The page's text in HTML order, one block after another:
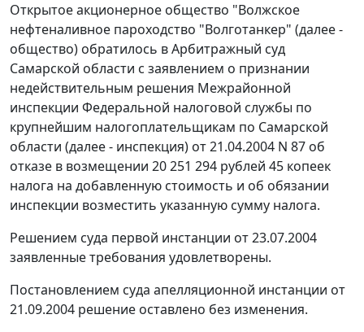
Открытое акционерное общество "Волжское
нефтеналивное пароходство "Волготанкер" (далее -
общество) обратилось в Арбитражный суд
Самарской области с заявлением о признании
недействительным решения Межрайонной
инспекции Федеральной налоговой службы по
крупнейшим налогоплательщикам по Самарской
области (далее - инспекция) от 21.04.2004 N 87 об
отказе в возмещении 20 251 294 рублей 45 копеек
налога на добавленную стоимость и об обязании
инспекции возместить указанную сумму налога.
Решением суда первой инстанции от 23.07.2004
заявленные требования удовлетворены.
Постановлением суда апелляционной инстанции от
21.09.2004 решение оставлено без изменения.